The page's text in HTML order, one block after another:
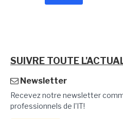
SUIVRE TOUTE
Newsletter
Recevez notre newsletter
professionnels de l'IT!